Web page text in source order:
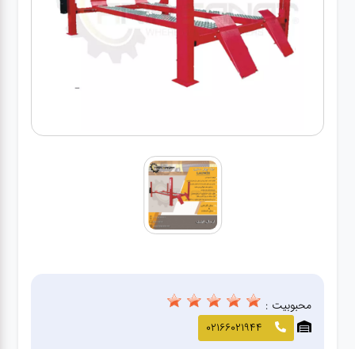
جلوبندی
دیاگ
لوازم
محبوبیت :
02166021944